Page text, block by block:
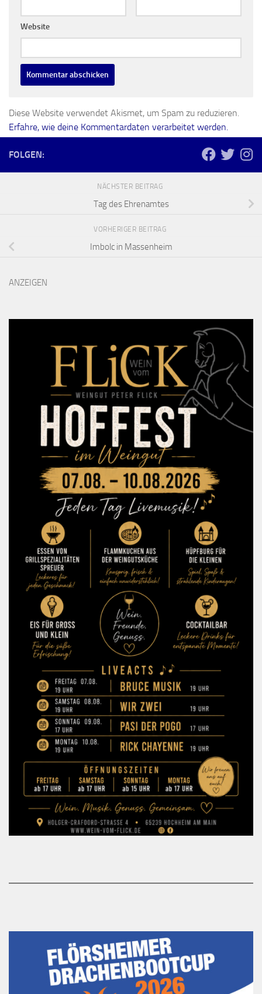
Website
Diese Website verwendet Akismet, um Spam zu reduzieren.
Erfahre, wie deine Kommentardaten verarbeitet werden.
FOLGEN:
NÄCHSTER BEITRAG
Tag des Ehrenamtes
VORHERIGER BEITRAG
Imbolc in Massenheim
ANZEIGEN